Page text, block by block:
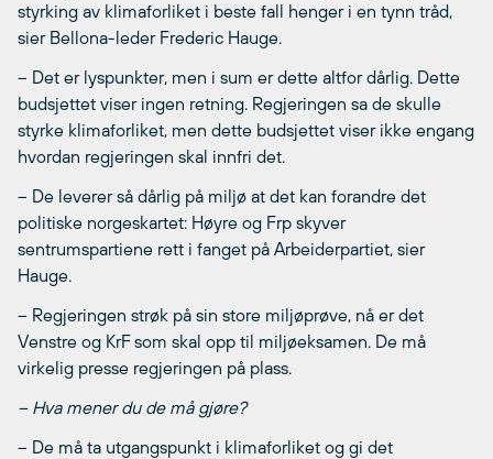
styrking av klimaforliket i beste fall henger i en tynn tråd,
sier Bellona-leder Frederic Hauge.
– Det er lyspunkter, men i sum er dette altfor dårlig. Dette
budsjettet viser ingen retning. Regjeringen sa de skulle
styrke klimaforliket, men dette budsjettet viser ikke engang
hvordan regjeringen skal innfri det.
– De leverer så dårlig på miljø at det kan forandre det
politiske norgeskartet: Høyre og Frp skyver
sentrumspartiene rett i fanget på Arbeiderpartiet, sier
Hauge.
– Regjeringen strøk på sin store miljøprøve, nå er det
Venstre og KrF som skal opp til miljøeksamen. De må
virkelig presse regjeringen på plass.
– Hva mener du de må gjøre?
– De må ta utgangspunkt i klimaforliket og gi det